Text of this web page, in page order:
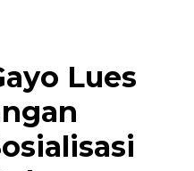
Lues